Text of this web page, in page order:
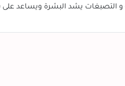
و التصبغات يشد البشرة ويساعد